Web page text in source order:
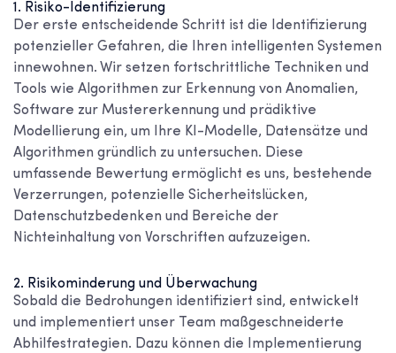
1. Risiko-Identifizierung
Der erste entscheidende Schritt ist die Identifizierung
potenzieller Gefahren, die Ihren intelligenten Systemen
innewohnen. Wir setzen fortschrittliche Techniken und
Tools wie Algorithmen zur Erkennung von Anomalien,
Software zur Mustererkennung und prädiktive
Modellierung ein, um Ihre KI-Modelle, Datensätze und
Algorithmen gründlich zu untersuchen. Diese
umfassende Bewertung ermöglicht es uns, bestehende
Verzerrungen, potenzielle Sicherheitslücken,
Datenschutzbedenken und Bereiche der
Nichteinhaltung von Vorschriften aufzuzeigen.
2. Risikominderung und Überwachung
Sobald die Bedrohungen identifiziert sind, entwickelt
und implementiert unser Team maßgeschneiderte
Abhilfestrategien. Dazu können die Implementierung